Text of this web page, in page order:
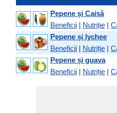
Pepene și Caisă
Beneficii | Nutriție |
Pepene și lychee
Beneficii | Nutriție |
Pepene și guava
Beneficii | Nutriție |